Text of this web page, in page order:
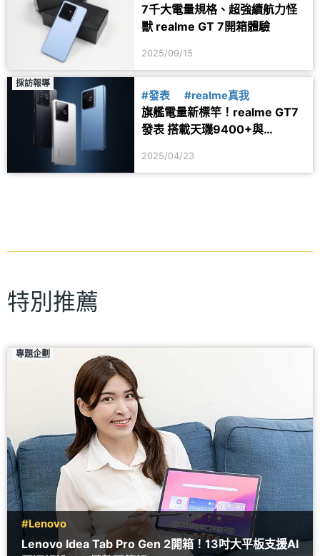
7千大電量規格、超強續航力怪
獸 realme GT 7開箱體驗
2025/09/15
採訪報導
#發表 #realme真我
旗艦電量新標竿！realme GT7
發表 搭載天璣9400+與
2025/04/23
特別推薦
專題企劃
#Lenovo
Lenovo Idea Tab Pro Gen 2開箱！13吋大平板支援AI